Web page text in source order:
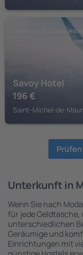
SAINT-MICHEL-DE-MAURIENNE
Savoy Hotel
196 €
Saint-Michel-de-
Unterkunft in
Wenn Sie nach
für jede
unterschiedlichen
Geräumige und
Einrichtungen mit